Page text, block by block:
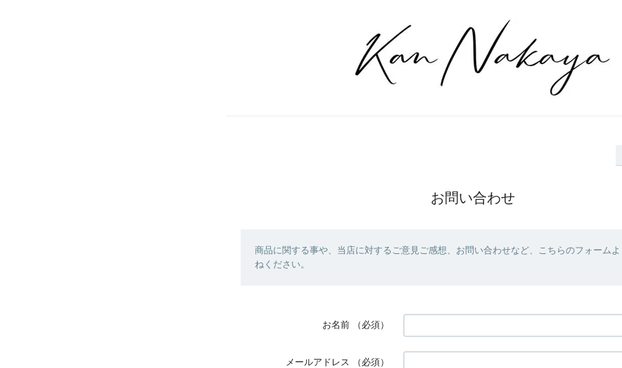
お問い合わせ
商品に関する事や、当店に対するご意見ご感想、お問い合わせなど、こちらのフォーム
ねください。
お名前 （必須）
メールアドレス （必須）